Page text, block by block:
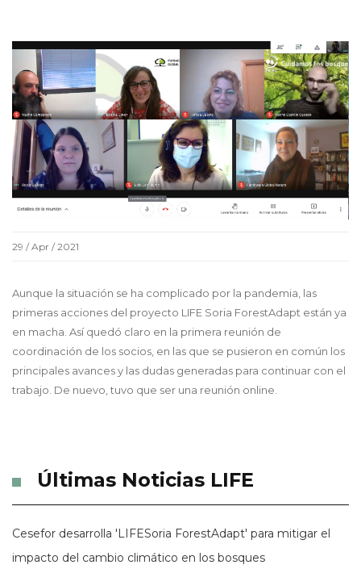
29 / Apr / 2021
Aunque la situación se ha complicado por la pandemia, las
primeras acciones del proyecto LIFE Soria ForestAdapt están ya
en macha. Así quedó claro en la primera reunión de
coordinación de los socios, en las que se pusieron en común los
principales avances y las dudas generadas para continuar con el
trabajo. De nuevo, tuvo que ser una reunión online.
Últimas Noticias LIFE
Cesefor desarrolla 'LIFESoria ForestAdapt' para mitigar el
impacto del cambio climático en los bosques